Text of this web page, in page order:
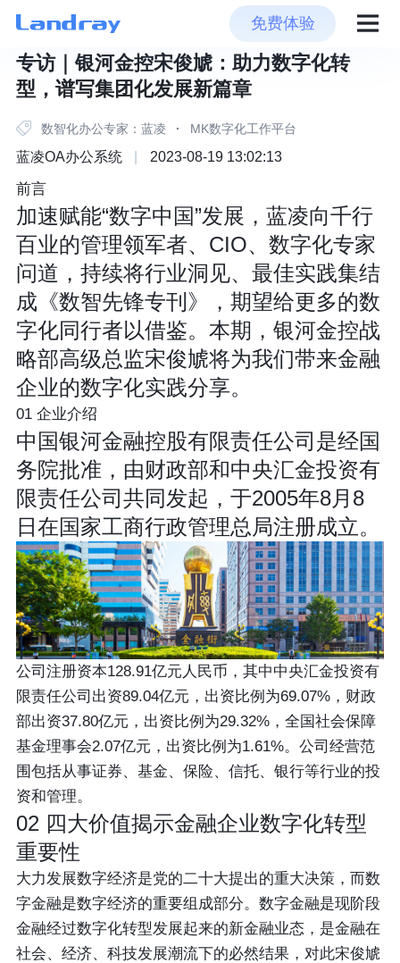
免费体验
专访｜​银河金控宋俊虓：助力数字化转
型，谱写集团化发展新篇章
数智化办公专家：蓝凌 · MK数字化工作平台
蓝凌OA办公系统 2023-08-19 13:02:13
前言
加速赋能“数字中国”发展，蓝凌向千行
百业的管理领军者、CIO、数字化专家
问道，持续将行业洞见、最佳实践集结
成《数智先锋专刊》，期望给更多的数
字化同行者以借鉴。本期，银河金控战
略部高级总监宋俊虓将为我们带来金融
企业的数字化实践分享。
01 企业介绍
中国银河金融控股有限责任公司是经国
务院批准，由财政部和中央汇金投资有
限责任公司共同发起，于2005年8月8
日在国家工商行政管理总局注册成立。
公司注册资本128.91亿元人民币，其中中央汇金投资有
限责任公司出资89.04亿元，出资比例为69.07%，财政
部出资37.80亿元，出资比例为29.32%，全国社会保障
基金理事会2.07亿元，出资比例为1.61%。公司经营范
围包括从事证券、基金、保险、信托、银行等行业的投
资和管理。
02 四大价值揭示金融企业数字化转型
重要性
大力发展数字经济是党的二十大提出的重大决策，而数
字金融是数字经济的重要组成部分。数字金融是现阶段
金融经过数字化转型发展起来的新金融业态，是金融在
社会、经济、科技发展潮流下的必然结果，对此宋俊虓